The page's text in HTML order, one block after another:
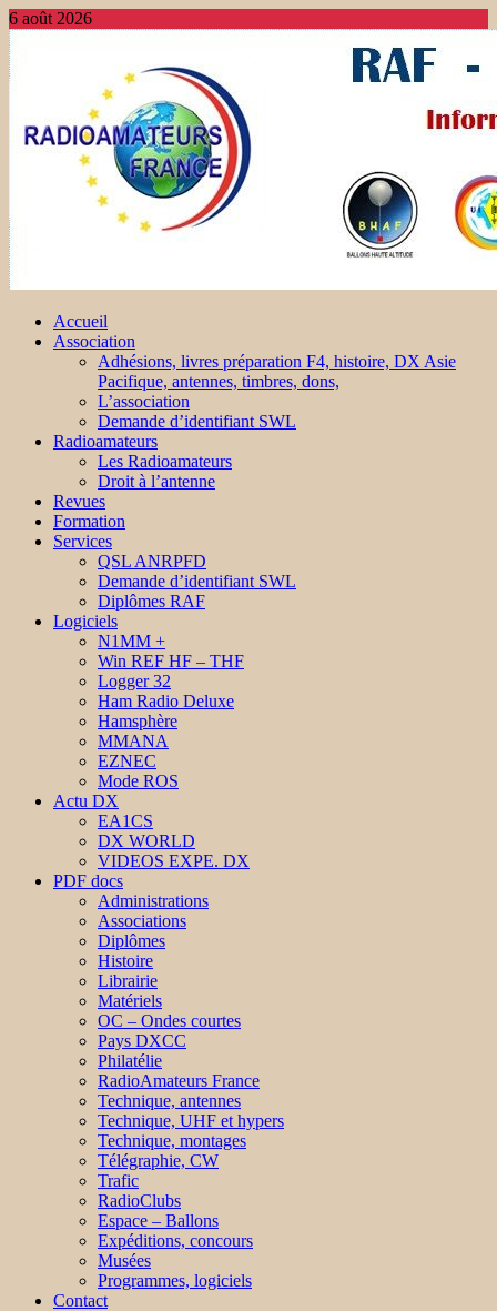
6 août 2026
Accueil
Association
Adhésions, livres préparation F4, histoire, DX Asie
Pacifique, antennes, timbres, dons,
L’association
Demande d’identifiant SWL
Radioamateurs
Les Radioamateurs
Droit à l’antenne
Revues
Formation
Services
QSL ANRPFD
Demande d’identifiant SWL
Diplômes RAF
Logiciels
N1MM +
Win REF HF – THF
Logger 32
Ham Radio Deluxe
Hamsphère
MMANA
EZNEC
Mode ROS
Actu DX
EA1CS
DX WORLD
VIDEOS EXPE. DX
PDF docs
Administrations
Associations
Diplômes
Histoire
Librairie
Matériels
OC – Ondes courtes
Pays DXCC
Philatélie
RadioAmateurs France
Technique, antennes
Technique, UHF et hypers
Technique, montages
Télégraphie, CW
Trafic
RadioClubs
Espace – Ballons
Expéditions, concours
Musées
Programmes, logiciels
Contact